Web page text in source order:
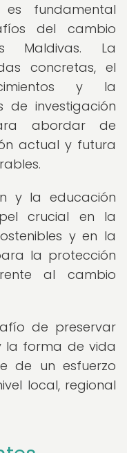
es fundamental
del cambio
Maldivas. La
concretas, el
y la
de investigación
abordar de
actual y futura
y la educación
crucial en la
y en la
la protección
al cambio
de preservar
la forma de vida
de un esfuerzo
local, regional